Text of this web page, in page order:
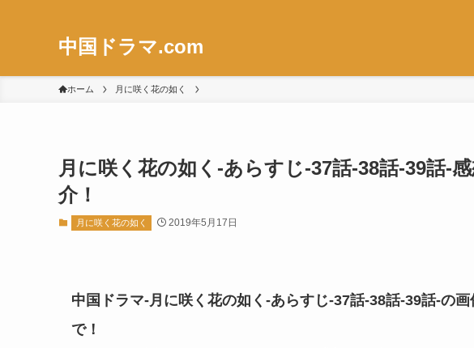
中国ドラマ.com
ホーム 月に咲く花の如く
月に咲く花の如く-あらすじ-37話-38話-39話-
介！
月に咲く花の如く 2019年5月17日
中国ドラマ-月に咲く花の如く-あらすじ-37話-38話-39話-の
で！